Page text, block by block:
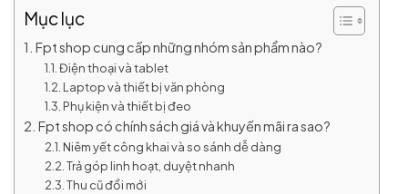
Mục lục
Fpt shop cung cấp những nhóm sản phẩm nào?
Điện thoại và tablet
Laptop và thiết bị văn phòng
Phụ kiện và thiết bị đeo
Fpt shop có chính sách giá và khuyến mãi ra sao?
Niêm yết công khai và so sánh dễ dàng
Trả góp linh hoạt, duyệt nhanh
Thu cũ đổi mới